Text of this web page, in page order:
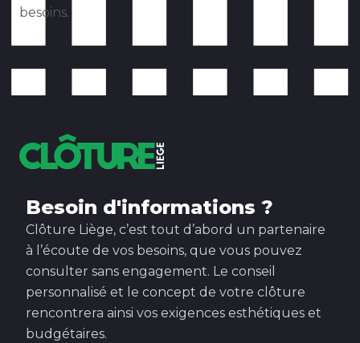
besoins.
Besoin d'informations ?
Clôture Liège, c’est tout d’abord un partenaire
à l’écoute de vos besoins, que vous pouvez
consulter sans engagement. Le conseil
personnalisé et le concept de votre clôture
rencontrera ainsi vos exigences esthétiques et
budgétaires.